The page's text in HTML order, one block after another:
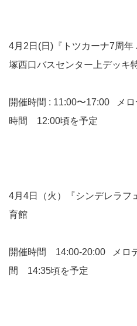
4月2日(日)『トツカーナ7周
塚西口バスセンター上デッキ
開催時間 : 11:00〜17:00 メ
時間 12:00頃を予定
4月4日（火）『シンデレラフ
育館
開催時間 14:00-20:00 メロ
間 14:35頃を予定